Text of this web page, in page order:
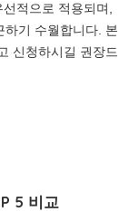
적으로 적용되며,
하기 수월합니다. 본
신청하시길 권장드
5 비교